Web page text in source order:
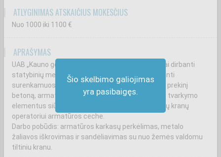
Šio skelbimo galiojimas
yra pasibaigęs.
ATLYGINIMAS ATSKAIČIUS MOKESČIUS
Nuo 1000 iki 1100 €
APRAŠYMAS
UAB „Kauno gelžbetonis“– nuo 1963 m. sėkmingai dirbanti
statybinių medžiagų gamybos bendrovė, gaminanti
surenkamuosius betono ir gelžbetonio gaminius, prekinį
betoną, armatūros ruošinius, betoninius aplinkos tvarkymo
elementus siūlo darbą nuo žemės valdomų tiltinių kranų
operatoriui armatūros ceche.
Darbo pobūdis: armatūros karkasų perkėlimas, metalo
žaliavos iškrovimas ir sandėliavimas su nuo žemės valdomu
tiltiniu kranu.